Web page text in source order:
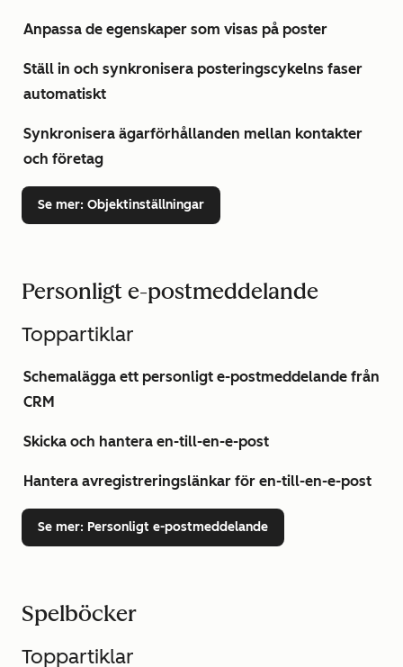
Anpassa de egenskaper som visas på poster
Ställ in och synkronisera posteringscykelns faser
automatiskt
Synkronisera ägarförhållanden mellan kontakter
och företag
Se mer: Objektinställningar
Personligt e-postmeddelande
Toppartiklar
Schemalägga ett personligt e-postmeddelande från
CRM
Skicka och hantera en-till-en-e-post
Hantera avregistreringslänkar för en-till-en-e-post
Se mer: Personligt e-postmeddelande
Spelböcker
Toppartiklar